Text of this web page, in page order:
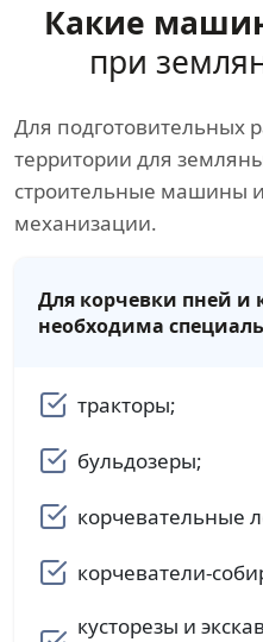
Какие
при
Для подготовительных
территории для
строительные машины
механизации.
Для корчевки пней и
необходима
тракторы;
бульдозеры;
корчевательные
корчеватели-
кусторезы и